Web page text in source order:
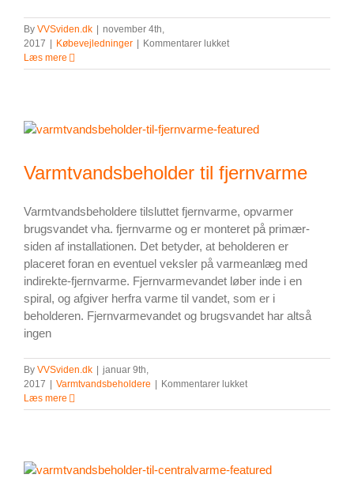
By VVSviden.dk
november 4th,
2017
Købevejledninger Kommentarer lukkettil
sikrer
billigste
El-
Læs mere
Varmtvandsbeholder til fjernvarme
Varmtvandsbeholdere tilsluttet fjernvarme, opvarmer
brugsvandet vha. fjernvarme og er monteret på primær-
siden af installationen. Det betyder, at beholderen er
placeret foran en eventuel veksler på varmeanlæg med
indirekte-fjernvarme. Fjernvarmevandet løber inde i en
spiral, og afgiver herfra varme til vandet, som er i
beholderen. Fjernvarmevandet og brugsvandet har altså
ingen
By VVSviden.dk
januar 9th,
2017
Varmtvandsbeholdere Kommentarer lukkettil
til
Læs mere